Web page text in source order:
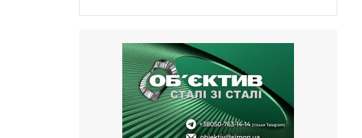
Чугуєва, міста, яке встояло попри
все
21.05.2026
«ТЦК порушує закон? Нехай
платять!» Як завдяки штрафу жінку
виключили з обліку